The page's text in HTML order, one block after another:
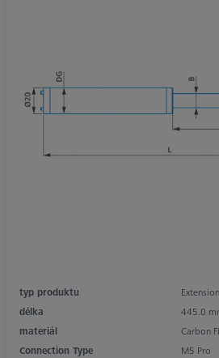
typ produktu
Extension
délka
445.0
materiál
Carbon
Connection Type
M5 Pro